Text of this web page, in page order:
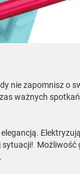
nie zapomnisz o
ważnych